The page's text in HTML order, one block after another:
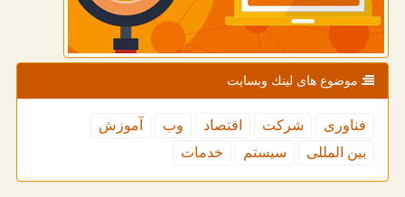
موضوع های لینك وبسایت
فناوری شركت اقتصاد وب
آموزش
بین المللی
سیستم خدمات